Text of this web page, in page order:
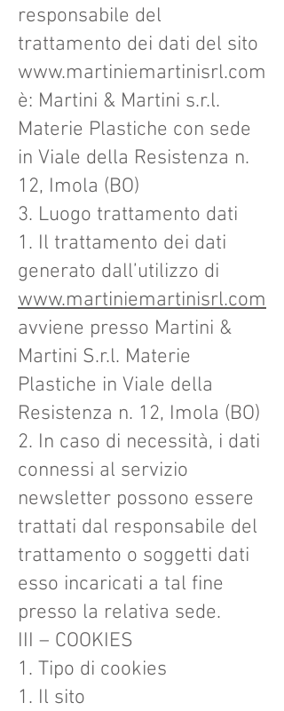
responsabile del
trattamento dei dati del sito
www.martiniemartinisrl.com
è: Martini & Martini s.r.l.
Materie Plastiche con sede
in Viale della Resistenza n.
12, Imola (BO)
3. Luogo trattamento dati
1. Il trattamento dei dati
generato dall’utilizzo di
www.martiniemartinisrl.com
avviene presso Martini &
Martini S.r.l. Materie
Plastiche in Viale della
Resistenza n. 12, Imola (BO)
2. In caso di necessità, i dati
connessi al servizio
newsletter possono essere
trattati dal responsabile del
trattamento o soggetti dati
esso incaricati a tal fine
presso la relativa sede.
III – COOKIES
1. Tipo di cookies
1. Il sito